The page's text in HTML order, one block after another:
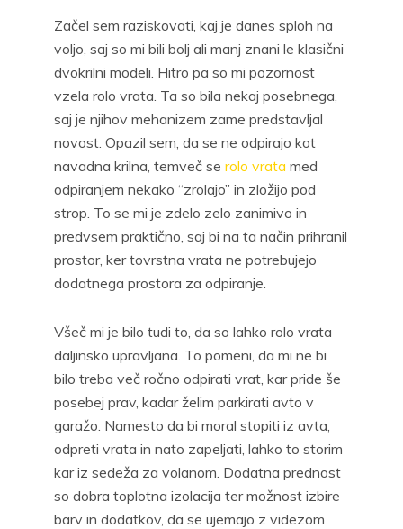
Začel sem raziskovati, kaj je danes sploh na
voljo, saj so mi bili bolj ali manj znani le klasični
dvokrilni modeli. Hitro pa so mi pozornost
vzela rolo vrata. Ta so bila nekaj posebnega,
saj je njihov mehanizem zame predstavljal
novost. Opazil sem, da se ne odpirajo kot
navadna krilna, temveč se rolo vrata med
odpiranjem nekako “zrolajo” in zložijo pod
strop. To se mi je zdelo zelo zanimivo in
predvsem praktično, saj bi na ta način prihranil
prostor, ker tovrstna vrata ne potrebujejo
dodatnega prostora za odpiranje.
Všeč mi je bilo tudi to, da so lahko rolo vrata
daljinsko upravljana. To pomeni, da mi ne bi
bilo treba več ročno odpirati vrat, kar pride še
posebej prav, kadar želim parkirati avto v
garažo. Namesto da bi moral stopiti iz avta,
odpreti vrata in nato zapeljati, lahko to storim
kar iz sedeža za volanom. Dodatna prednost
so dobra toplotna izolacija ter možnost izbire
barv in dodatkov, da se ujemajo z videzom